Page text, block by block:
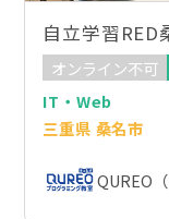
自立学習RED
オンライン不可
IT・Web
三重県 桑名市
QUREO